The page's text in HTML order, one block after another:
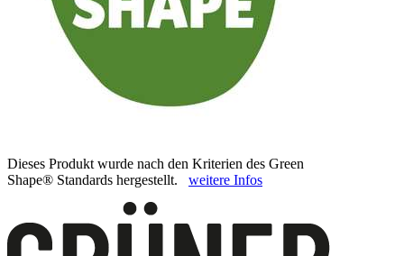
Dieses Produkt wurde nach den Kriterien des Green
Shape® Standards hergestellt. weitere Infos